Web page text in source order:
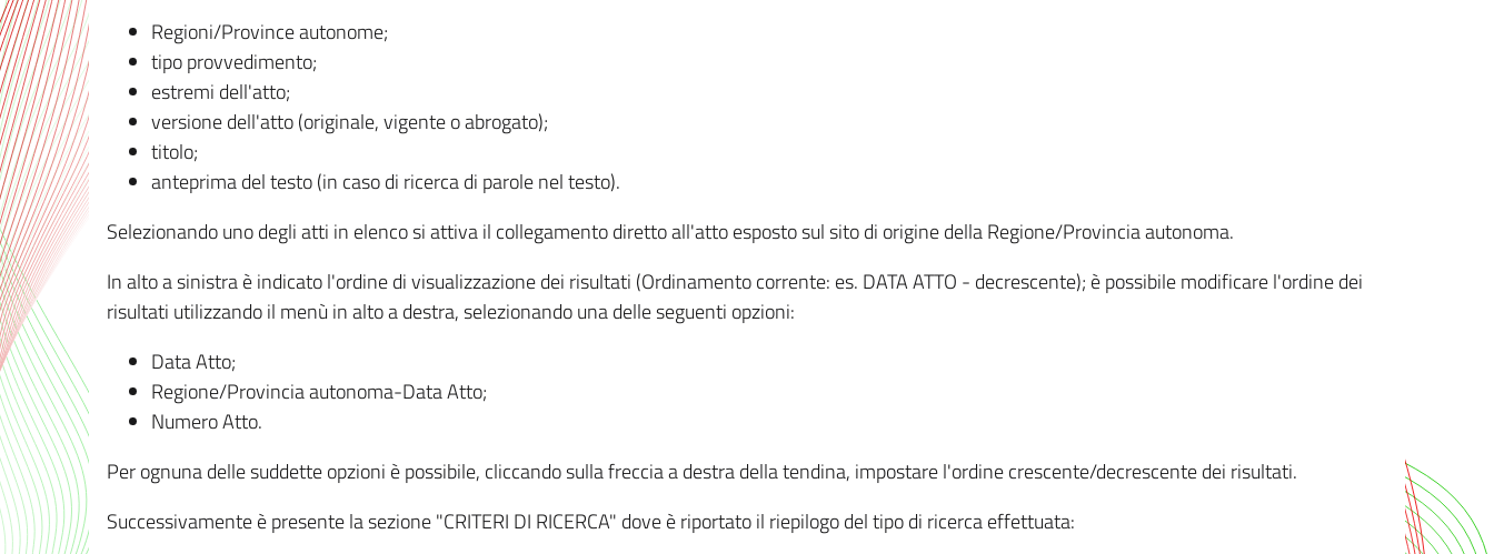
Regioni/Province autonome;
tipo provvedimento;
estremi dell'atto;
versione dell'atto (originale, vigente o abrogato);
titolo;
anteprima del testo (in caso di ricerca di parole nel testo).
Selezionando uno degli atti in elenco si attiva il collegamento diretto all'atto esposto sul sito di origine della Regione/Provincia autonoma.
In alto a sinistra è indicato l'ordine di visualizzazione dei risultati (Ordinamento corrente: es. DATA ATTO - decrescente); è possibile modificare l'ordine dei
risultati utilizzando il menù in alto a destra, selezionando una delle seguenti opzioni:
Data Atto;
Regione/Provincia autonoma-Data Atto;
Numero Atto.
Per ognuna delle suddette opzioni è possibile, cliccando sulla freccia a destra della tendina, impostare l'ordine crescente/decrescente dei risultati.
Successivamente è presente la sezione "CRITERI DI RICERCA" dove è riportato il riepilogo del tipo di ricerca effettuata: